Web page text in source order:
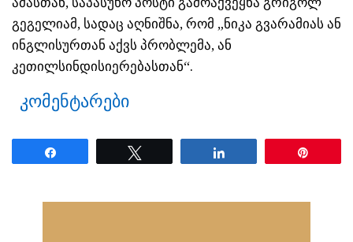
გეგელიამ, სადაც აღნიშნა, რომ „ნიკა გვარამიას ან
ინგლისურთან აქვს პრობლემა, ან
კეთილსინდისიერებასთან“.
კომენტარები